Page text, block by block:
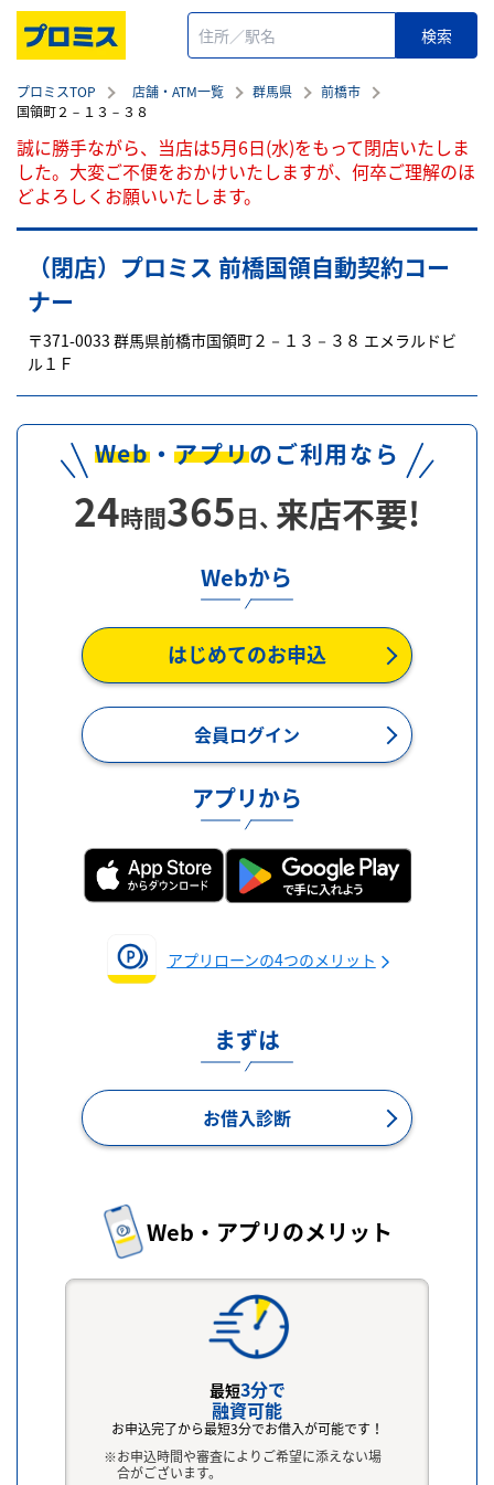
プロミスTOP 店舗・ATM一覧 群馬県
前橋市
国領町２－１３－３８
誠に勝手ながら、当店は5月6日(水)をもって閉店いたしま
した。大変ご不便をおかけいたしますが、何卒ご理解のほ
どよろしくお願いいたします。
（閉店）プロミス 前橋国領自動契約コー
ナー
〒371-0033 群馬県前橋市国領町２－１３－３８ エメラルドビ
ル１Ｆ
Web・アプリのご利用なら
24時間365日、来店不要!
Webから
はじめてのお申込
会員ログイン
アプリから
アプリローンの4つのメリット
まずは
お借入診断
Web・アプリのメリット
最短3分で
融資可能
お申込完了から最短3分でお借入が可能です！
お申込時間や審査によりご希望に添えない場
合がございます。